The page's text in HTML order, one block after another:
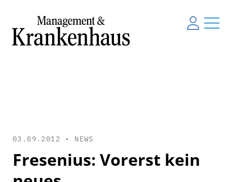
03.09.2012 • NEWS
Fresenius: Vorerst kein